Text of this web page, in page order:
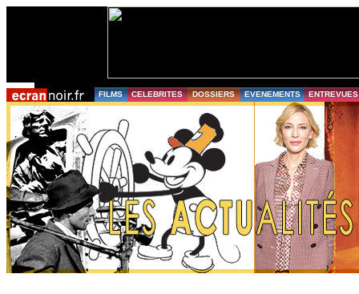
FILMS CELEBRITES DOSSIERS EVENEMENTS ENTREVUES